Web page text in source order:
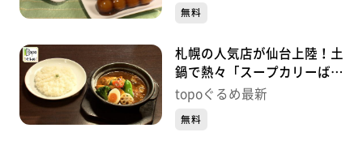
無料
札幌の人気店が仙台上陸！土
鍋で熱々「スープカリーばぐ
ばぐ仙台店」（太白区長町
topoぐるめ最新
無料